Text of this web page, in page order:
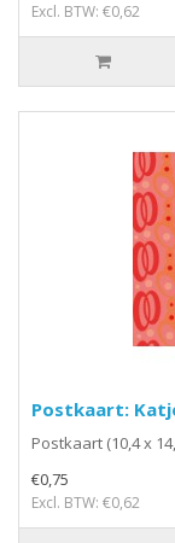
Excl. BTW: €0,62
Postkaart:
Postkaart (10,4 x
€0,75
Excl. BTW: €0,62